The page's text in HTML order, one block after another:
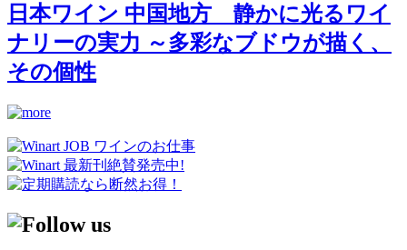
日本ワイン 中国地方 静かに光るワイ
ナリーの実力 ～多彩なブドウが描く、
その個性